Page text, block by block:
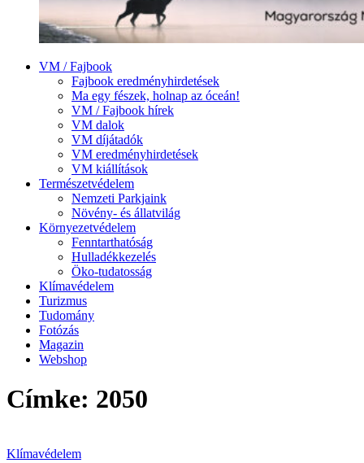
VM / Fajbook
Fajbook eredményhirdetések
Ma egy fészek, holnap az óceán!
VM / Fajbook hírek
VM dalok
VM díjátadók
VM eredményhirdetések
VM kiállítások
Természetvédelem
Nemzeti Parkjaink
Növény- és állatvilág
Környezetvédelem
Fenntarthatóság
Hulladékkezelés
Öko-tudatosság
Klímavédelem
Turizmus
Tudomány
Fotózás
Magazin
Webshop
Címke: 2050
Klímavédelem